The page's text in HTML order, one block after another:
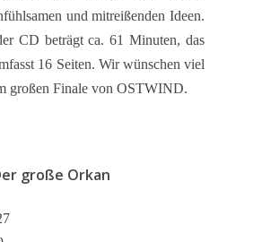
und mitreißenden Ideen.
CD beträgt ca. 61 Minuten, das
16 Seiten. Wir wünschen viel
großen Finale von OSTWIND.
große Orkan
Künstler
CDs
Wir über uns
Home